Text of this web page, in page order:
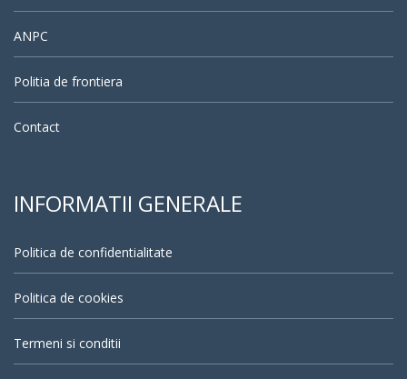
ANPC
Politia de frontiera
Contact
INFORMATII GENERALE
Politica de confidentialitate
Politica de cookies
Termeni si conditii